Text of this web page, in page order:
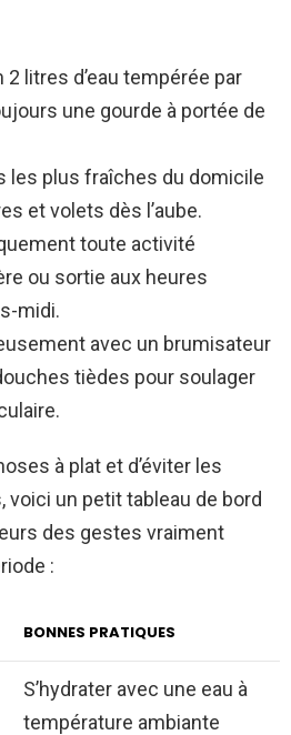
litres d’eau tempérée par
une gourde à portée de
les plus fraîches du domicile
et volets dès l’aube.
toute activité
ou sortie aux heures
midi.
avec un brumisateur
tièdes pour soulager
à plat et d’éviter les
un petit tableau de bord
des gestes vraiment
:
BONNES PRATIQUES
S’hydrater avec une eau à
température ambiante